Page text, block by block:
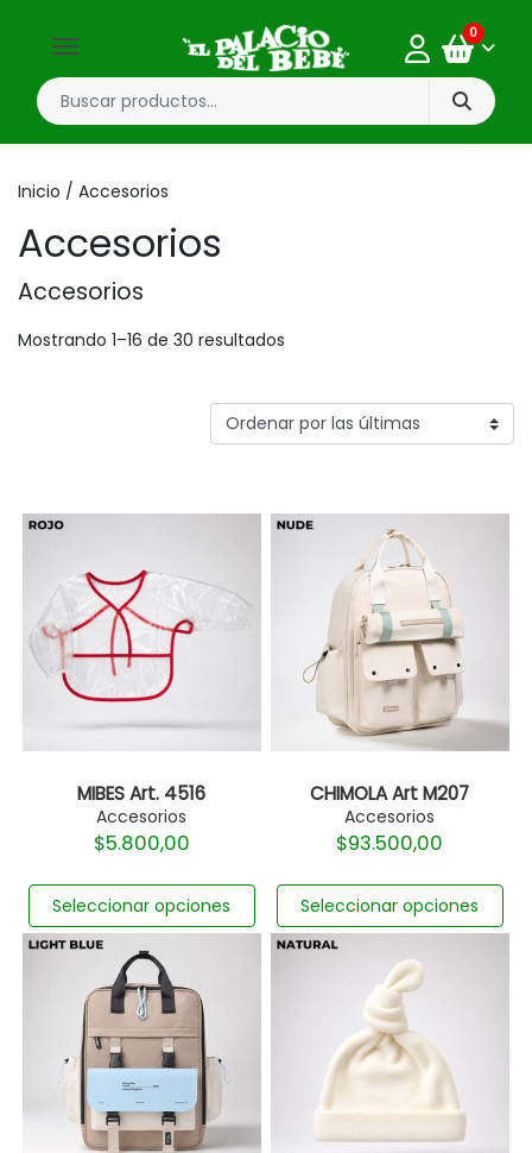
0
Inicio / Accesorios
Accesorios
Accesorios
Mostrando 1–16 de 30 resultados
MIBES Art. 4516
Accesorios
$5.800,00
Seleccionar opciones
CHIMOLA Art M207
Accesorios
$93.500,00
Seleccionar opciones